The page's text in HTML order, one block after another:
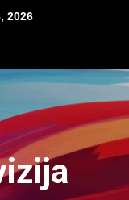
2026